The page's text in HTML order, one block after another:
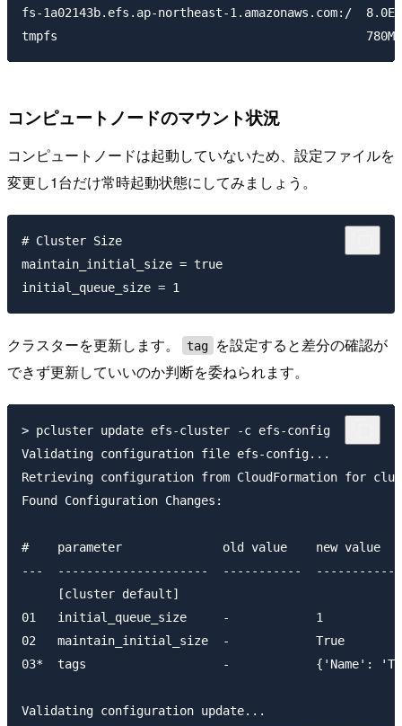
fs-1a02143b.efs.ap-northeast-1.amazonaws.com:/
コンピュートノードのマウント状況
コンピュートノードは起動していないため、設定ファイルを
変更し1台だけ常時起動状態にしてみましょう。
# Cluster Size
maintain_initial_size = true
クラスターを更新します。 tag
を設定すると差分の確認が
できず更新していいのか判断を委ねられます。
> pcluster update efs-cluster -c efs-config
Validating configuration file efs-config...
Retrieving configuration from CloudFormation for
Found Configuration Changes:
#    parameter              old value    new value
---  ---------------------  -----------
     [cluster default]
01   initial_queue_size     -            1
02   maintain_initial_size  -            True
03*  tags                   -            {'Name':
Validating configuration update...